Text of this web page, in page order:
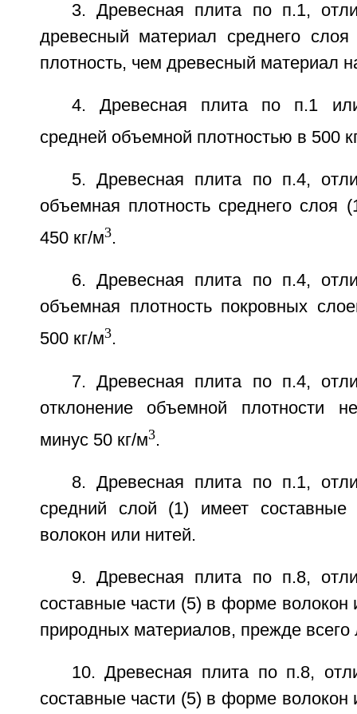
3. Древесная плита по п.1,
древесный материал среднего
плотность, чем древесный материал
4. Древесная плита по п.1
средней объемной плотностью в 500
5. Древесная плита по п.4,
объемная плотность среднего слоя
450 кг/м3.
6. Древесная плита по п.4,
объемная плотность покровных
500 кг/м3.
7. Древесная плита по п.4,
отклонение объемной плотности
минус 50 кг/м3.
8. Древесная плита по п.1,
средний слой (1) имеет
волокон или нитей.
9. Древесная плита по п.8,
составные части (5) в форме волокон
природных материалов, прежде всего
10. Древесная плита по п.8,
составные части (5) в форме волокон